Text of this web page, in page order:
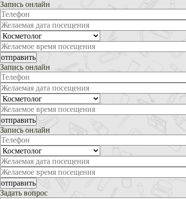
Запись онлайн
Запись онлайн
Запись онлайн
Задать вопрос